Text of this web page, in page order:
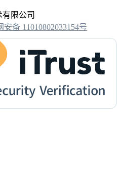
限公司
安备 11010802033154号